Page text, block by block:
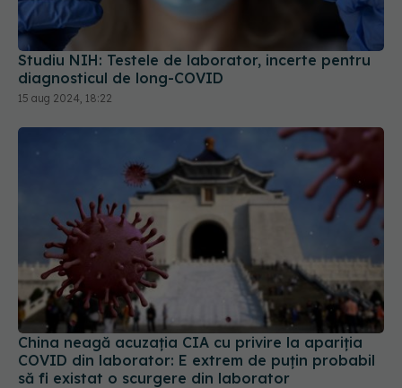
Studiu NIH: Testele de laborator, incerte pentru
diagnosticul de long-COVID
15 aug 2024, 18:22
China neagă acuzația CIA cu privire la apariția
COVID din laborator: E extrem de puţin probabil
să fi existat o scurgere din laborator